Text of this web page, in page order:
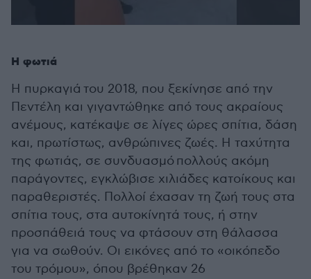
Η φωτιά
Η πυρκαγιά του 2018, που ξεκίνησε από την
Πεντέλη και γιγαντώθηκε από τους ακραίους
ανέμους, κατέκαψε σε λίγες ώρες σπίτια, δάση
και, πρωτίστως, ανθρώπινες ζωές. Η ταχύτητα
της φωτιάς, σε συνδυασμό πολλούς ακόμη
παράγοντες, εγκλώβισε χιλιάδες κατοίκους και
παραθεριστές. Πολλοί έχασαν τη ζωή τους στα
σπίτια τους, στα αυτοκίνητά τους, ή στην
προσπάθειά τους να φτάσουν στη θάλασσα
για να σωθούν. Οι εικόνες από το «οικόπεδο
του τρόμου», όπου βρέθηκαν 26